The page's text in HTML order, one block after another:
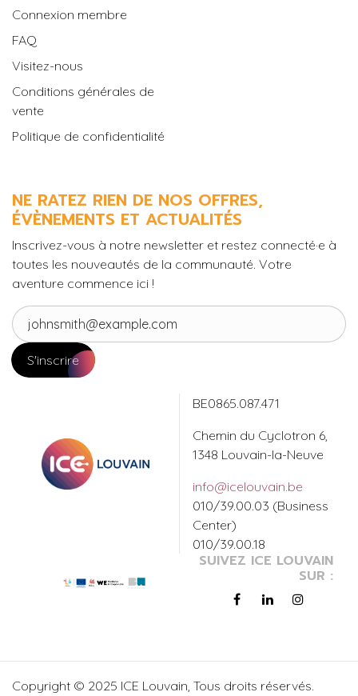
Connexion membre
FAQ
Visitez-nous
Conditions générales de
vente
Politique de confidentialité
NE RATEZ RIEN DE NOS OFFRES,
ÉVÈNEMENTS ET ACTUALITÉS
Inscrivez-vous à notre newsletter et restez connecté·e à
toutes les nouveautés de la communauté. Votre
aventure commence ici !
S'inscrire
BE0865.087.471
Chemin du Cyclotron 6,
1348 Louvain-la-Neuve
info@icelouvain.be
010/39.00.03 (Business
Center)
010/39.00.18
SUIVEZ ICE LOUVAIN
SUR :
Copyright © 2025 ICE Louvain, Tous droits réservés.